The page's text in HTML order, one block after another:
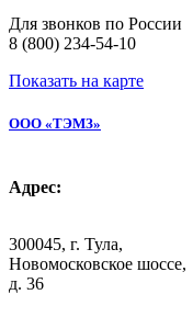
Для звонков по России
8 (800) 234-54-10
Показать на карте
ООО «ТЭМЗ»
Адрес:
300045, г. Тула,
Новомосковское шоссе,
д. 36